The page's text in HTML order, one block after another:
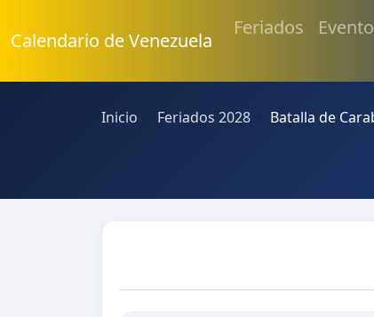
Calendario de Venezuela
Feriados
Inicio Feriados 2028 Batalla de